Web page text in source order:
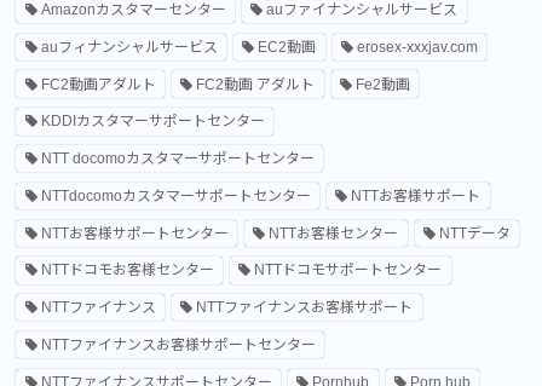
Amazonカスタマーセンター auファイナンシャルサービス
auフィナンシャルサービス EC2動画 erosex-xxxjav.com
FC2動画アダルト FC2動画 アダルト Fe2動画
KDDIカスタマーサポートセンター
NTT docomoカスタマーサポートセンター
NTTdocomoカスタマーサポートセンター NTTお客様サポート
NTTお客様サポートセンター NTTお客様センター NTTデータ
NTTドコモお客様センター NTTドコモサポートセンター
NTTファイナンス NTTファイナンスお客様サポート
NTTファイナンスお客様サポートセンター
NTTファイナンスサポートセンター Pornhub Porn hub